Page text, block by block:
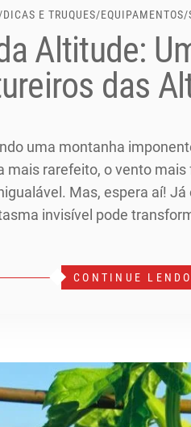
/DICAS E TRUQUES/EQUIPAMENTOS/
Altitude:
das
uma montanha
mais rarefeito, o vento
Mas, espera aí!
invisível pode
CONTINUE LENDO